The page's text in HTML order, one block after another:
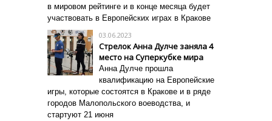
в мировом рейтинге и в конце месяца будет
участвовать в Европейских играх в Кракове
03.06.2023
Стрелок Анна Дулче заняла 4
место на Суперкубке мира
Анна Дулче прошла
квалификацию на Европейские
игры, которые состоятся в Кракове и в ряде
городов Малопольского воеводства, и
стартуют 21 июня